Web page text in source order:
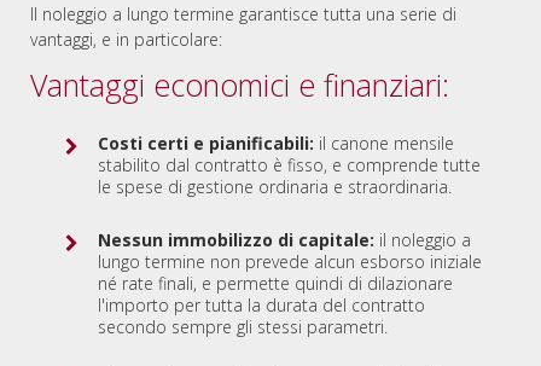
Il noleggio a lungo termine garantisce tutta una serie di
vantaggi, e in particolare:
Vantaggi economici e finanziari:
Costi certi e pianificabili: il canone mensile
stabilito dal contratto è fisso, e comprende tutte
le spese di gestione ordinaria e straordinaria.
Nessun immobilizzo di capitale: il noleggio a
lungo termine non prevede alcun esborso iniziale
né rate finali, e permette quindi di dilazionare
l'importo per tutta la durata del contratto
secondo sempre gli stessi parametri.